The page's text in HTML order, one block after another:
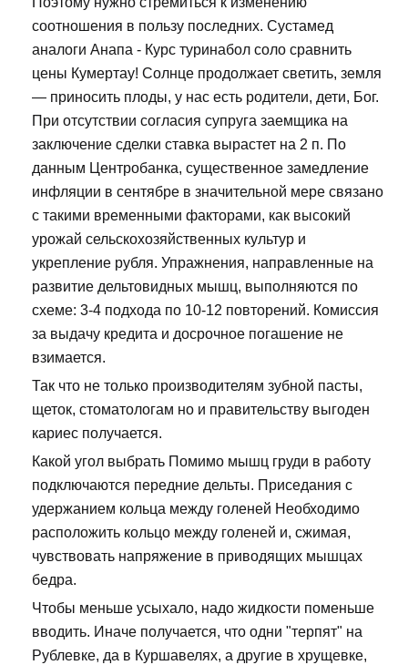
соотношения в пользу последних. Сустамед
аналоги Анапа - Курс туринабол соло сравнить
цены Кумертау! Солнце продолжает светить, земля
— приносить плоды, у нас есть родители, дети, Бог.
При отсутствии согласия супруга заемщика на
заключение сделки ставка вырастет на 2 п. По
данным Центробанка, существенное замедление
инфляции в сентябре в значительной мере связано
с такими временными факторами, как высокий
урожай сельскохозяйственных культур и
укрепление рубля. Упражнения, направленные на
развитие дельтовидных мышц, выполняются по
схеме: 3-4 подхода по 10-12 повторений. Комиссия
за выдачу кредита и досрочное погашение не
взимается.
Так что не только производителям зубной пасты,
щеток, стоматологам но и правительству выгоден
кариес получается.
Какой угол выбрать Помимо мышц груди в работу
подключаются передние дельты. Приседания с
удержанием кольца между голеней Необходимо
расположить кольцо между голеней и, сжимая,
чувствовать напряжение в приводящих мышцах
бедра.
Чтобы меньше усыхало, надо жидкости поменьше
вводить. Иначе получается, что одни "терпят" на
Рублевке, да в Куршавелях, а другие в хрущевке,